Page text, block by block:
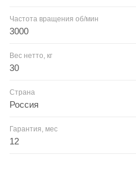
Частота вращения об/мин
3000
Вес нетто, кг
30
Страна
Россия
Гарантия, мес
12